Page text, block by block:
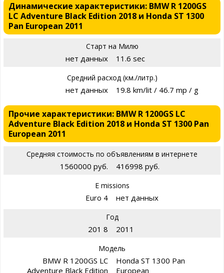
Динамические характеристики: BMW R 1200GS
LC Adventure Black Edition 2018 и Honda ST 1300
Pan European 2011
Старт на Милю
нет данных 11.6 sec
Средний расход (км./литр.)
нет данных 19.8 km/lit / 46.7 mp / g
Прочие характеристики: BMW R 1200GS LC
Adventure Black Edition 2018 и Honda ST 1300 Pan
European 2011
Средняя стоимость по объявлениям в интернете
1560000 руб. 416998 руб.
E missions
Euro 4 нет данных
Год
201 8 2011
Модель
BMW R 1200GS LC
Adventure Black Edition
Honda ST 1300 Pan
European